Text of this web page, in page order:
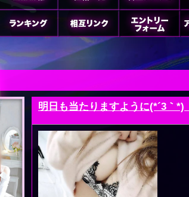
明日も当たりますように(*´3｀*)ゞ